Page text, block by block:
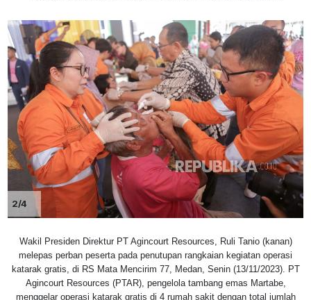
2/4
Wakil Presiden Direktur PT Agincourt Resources, Ruli Tanio (kanan)
melepas perban peserta pada penutupan rangkaian kegiatan operasi
katarak gratis, di RS Mata Mencirim 77, Medan, Senin (13/11/2023). PT
Agincourt Resources (PTAR), pengelola tambang emas Martabe,
menggelar operasi katarak gratis di 4 rumah sakit dengan total jumlah